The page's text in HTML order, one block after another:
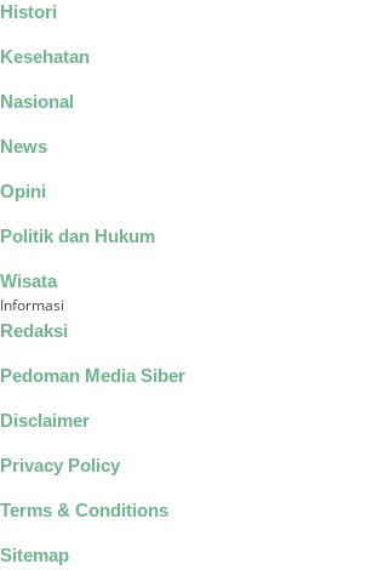
Histori
Kesehatan
Nasional
News
Opini
Politik dan Hukum
Wisata
Informasi
Redaksi
Pedoman Media Siber
Disclaimer
Privacy Policy
Terms & Conditions
Sitemap